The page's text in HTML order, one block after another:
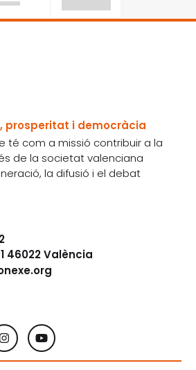
prosperitat i democràcia
té com a missió contribuir a la
de la societat valenciana
la difusió i el debat
46022 València